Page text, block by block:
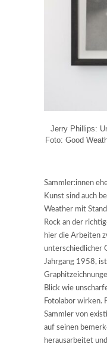
Jerry Phillips:
Foto: Good
Sammler:innen
Kunst sind auch
Weather mit
Rock an der
hier die Arbeiten
unterschiedlicher
Jahrgang 1958,
Blick wie
Fotolabor wirken.
Sammler von
auf seinen
herausarbeitet